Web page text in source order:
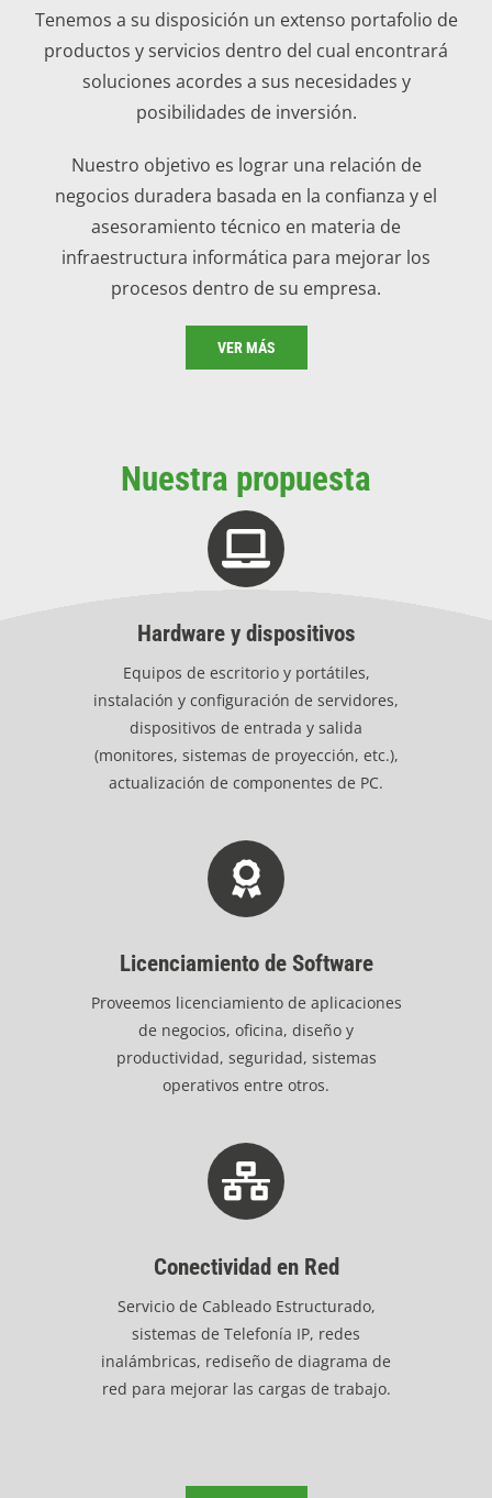
Tenemos a su disposición un extenso portafolio de
productos y servicios dentro del cual encontrará
soluciones acordes a sus necesidades y
posibilidades de inversión.
Nuestro objetivo es lograr una relación de
negocios duradera basada en la confianza y el
asesoramiento técnico en materia de
infraestructura informática para mejorar los
procesos dentro de su empresa.
VER MÁS
Nuestra propuesta
Hardware y dispositivos
Equipos de escritorio y portátiles,
instalación y configuración de servidores,
dispositivos de entrada y salida
(monitores, sistemas de proyección, etc.),
actualización de componentes de PC.
Licenciamiento de Software
Proveemos licenciamiento de aplicaciones
de negocios, oficina, diseño y
productividad, seguridad, sistemas
operativos entre otros.
Conectividad en Red
Servicio de Cableado Estructurado,
sistemas de Telefonía IP, redes
inalámbricas, rediseño de diagrama de
red para mejorar las cargas de trabajo.